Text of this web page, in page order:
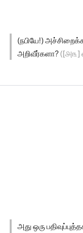
(நபியே!)
அறிவீர்களா?([௮௩]
அது ஒரு